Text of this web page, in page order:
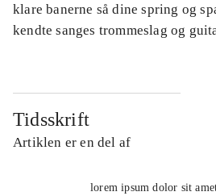
klare banerne så dine spring og
kendte sanges trommeslag og
Tidsskrift
Artiklen er en del af
lorem ipsum dolor sit amet